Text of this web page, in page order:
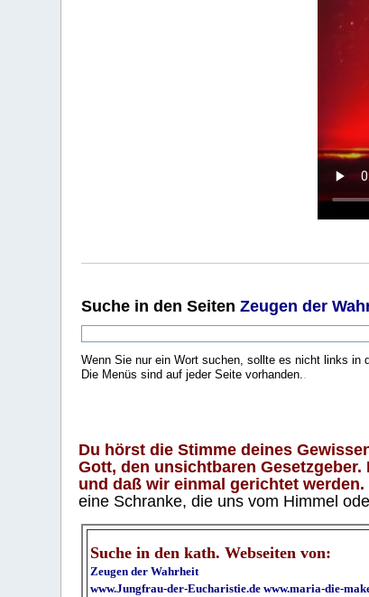
Suche in den SeitenZeugen der
Wenn Sie nur ein Wort suchen, sollte es nicht links in
Die Menüs sind auf jeder Seite vorhanden..
Du hörst die Stimme deines
Gott, den unsichtbaren
und daß wir einmal gerichtet
eine Schranke, die uns vom Himmel
Suche in den kath. Webseiten von:
Zeugen der Wahrheit
www.Jungfrau-der-Eucharistie.de www.maria-die-